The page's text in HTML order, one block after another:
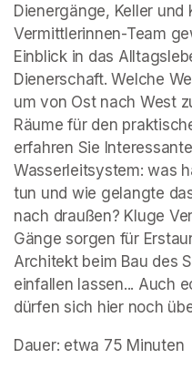
Dienergänge, Keller und
Vermittlerinnen-Team
Einblick in das
Dienerschaft. Welche
um von Ost nach West
Räume für den
erfahren Sie
Wasserleitsystem: was
tun und wie gelangte
nach draußen? Kluge
Gänge sorgen für
Architekt beim Bau des
einfallen lassen... Auch
dürfen sich hier noch
Dauer: etwa 75 Minuten